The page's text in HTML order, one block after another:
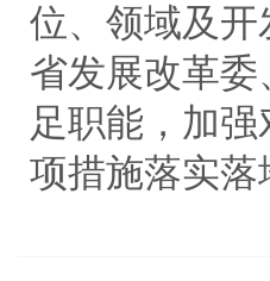
位、领域及
省发展改革
足职能，加
项措施落实